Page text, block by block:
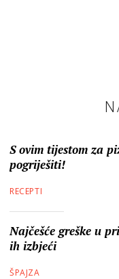
S ovim tijestom za
pogriješiti!
RECEPTI
Najčešće greške u
ih izbjeći
ŠPAJZA